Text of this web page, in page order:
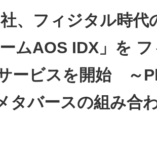
、フィジタル時
ムAOS IDX」を
ービスを開始 ～
タバースの組み合